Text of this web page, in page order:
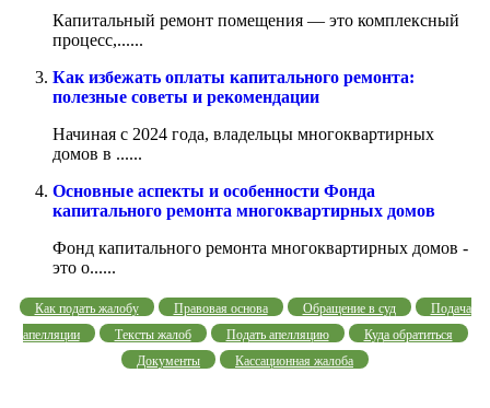
Капитальный ремонт помещения — это комплексный
процесс,......
Как избежать оплаты капитального ремонта:
полезные советы и рекомендации
Начиная с 2024 года, владельцы многоквартирных
домов в ......
Основные аспекты и особенности Фонда
капитального ремонта многоквартирных домов
Фонд капитального ремонта многоквартирных домов -
это о......
Как подать жалобу Правовая основа Обращение в суд
Подача
апелляции
Тексты жалоб Подать апелляцию
Куда обратиться
Документы
Кассационная жалоба